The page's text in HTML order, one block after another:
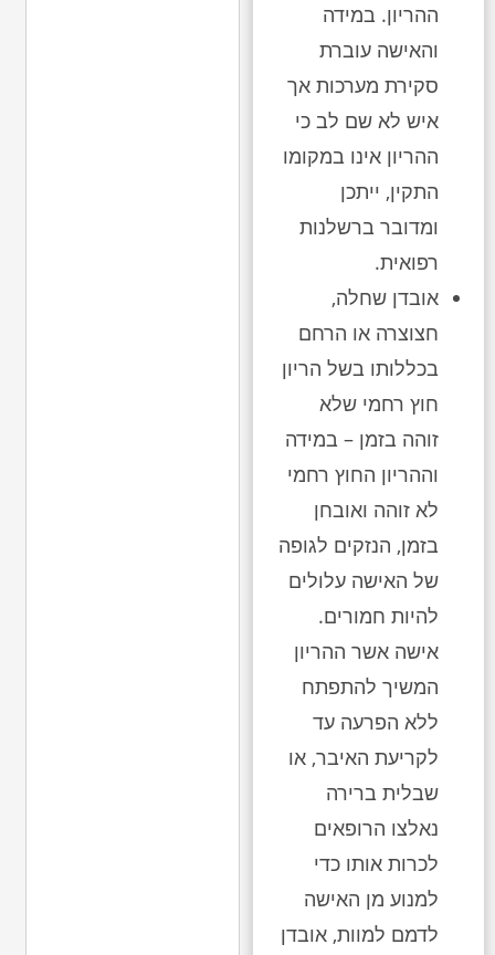
ההריון. במידה
והאישה עוברת
סקירת מערכות אך
איש לא שם לב כי
ההריון אינו במקומו
התקין, ייתכן
ומדובר ברשלנות
רפואית.
אובדן שחלה,
חצוצרה או הרחם
בכללותו בשל הריון
חוץ רחמי שלא
זוהה בזמן – במידה
וההריון החוץ רחמי
לא זוהה ואובחן
בזמן, הנזקים לגופה
של האישה עלולים
להיות חמורים.
אישה אשר ההריון
המשיך להתפתח
ללא הפרעה עד
לקריעת האיבר, או
שבלית ברירה
נאלצו הרופאים
לכרות אותו כדי
למנוע מן האישה
לדמם למוות, אובדן